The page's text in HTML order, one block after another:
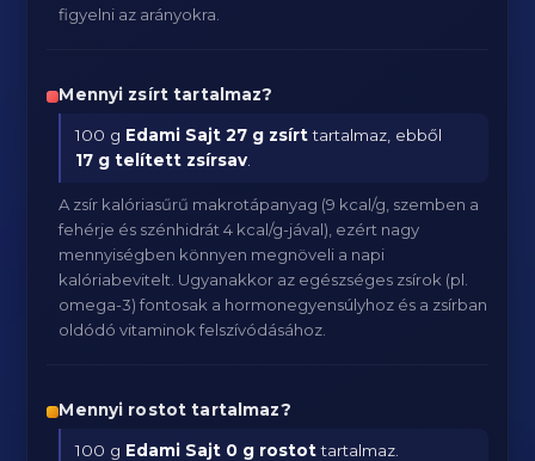
figyelni az arányokra.
Mennyi zsírt tartalmaz?
100 g Edami Sajt 27 g zsírttartalmaz, ebből
17 g telített zsírsav
A zsír kalóriasűrű makrotápanyag (9 kcal/g, szemben a
fehérje és szénhidrát 4 kcal/g-jával), ezért nagy
mennyiségben könnyen megnöveli a napi
kalóriabevitelt. Ugyanakkor az egészséges zsírok (pl.
omega-3) fontosak a hormonegyensúlyhoz és a zsírban
oldódó vitaminok felszívódásához.
Mennyi rostot tartalmaz?
100 g Edami Sajt 0 g rostottartalmaz.